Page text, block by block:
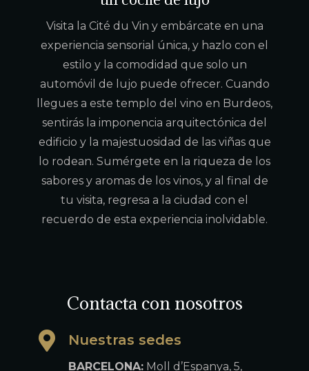
Visita la Cité du Vin y embárcate en una
experiencia sensorial única, y hazlo con el
estilo y la comodidad que solo un
automóvil de lujo puede ofrecer. Cuando
llegues a este templo del vino en Burdeos,
sentirás la imponencia arquitectónica del
edificio y la majestuosidad de las viñas que
lo rodean. Sumérgete en la riqueza de los
sabores y aromas de los vinos, y al final de
tu visita, regresa a la ciudad con el
recuerdo de esta experiencia inolvidable.
Contacta con nosotros
Nuestras sedes
BARCELONA: Moll d’Espanya, 5,